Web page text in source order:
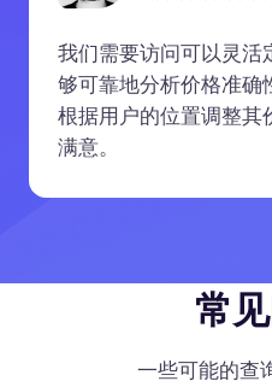
我们需要访问可以灵活
够可靠地分析价格准确
根据用户的位置调整其
满意。
常
一些可能的查